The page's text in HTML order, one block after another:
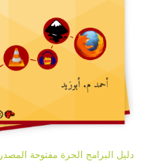
دليل البرامج الحرة مفتوحة المصدر